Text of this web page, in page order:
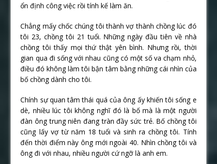
ổn định công việc rồi tính kế làm ăn.
Chẳng mấy chốc chúng tôi thành vợ thành chồng lúc đó
tôi 23, chồng tôi 21 tuổi. Những ngày đầu tiên về nhà
chồng tôi thấy mọi thứ thật yên bình. Nhưng rồi, thời
gian qua đi sống với nhau cũng có một số va chạm nhỏ,
điều đó không làm tôi bận tâm bằng những cái nhìn của
bố chồng dành cho tôi.
Chính sự quan tâm thái quá của ông ấy khiến tôi sống e
dè, nhiều lúc tôi không nghĩ đó là bố mà là một người
đàn ông trung niên đang tràn đầy sức trẻ. Bố chồng tôi
cũng lấy vợ từ năm 18 tuổi và sinh ra chồng tôi. Tính
đến thời điểm này ông mới ngoài 40. Nhìn chồng tôi và
ông đi với nhau, nhiều người cứ ngỡ là anh em.